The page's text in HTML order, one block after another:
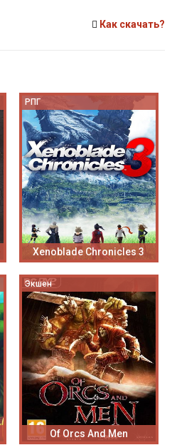
Как скачать?
РПГ
Xenoblade Chronicles 3
Экшен
Of Orcs And Men